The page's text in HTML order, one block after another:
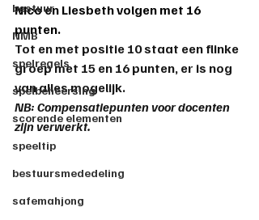
bestuur
NMB
spelregels
spelbeheersing
scorende elementen
speeltip
bestuursmededeling
safemahjong
Nico en Liesbeth volgen met 16
punten.
Tot en met positie 10 staat een flinke
groep met 15 en 16 punten, er is nog
van alles mogelijk.
NB: Compensatiepunten voor docenten
zijn verwerkt.